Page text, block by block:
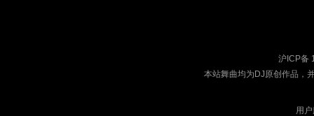
沪ICP备
本站舞曲均为DJ原创作品，
用